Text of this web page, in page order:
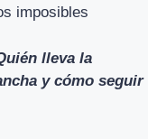
imposibles
lleva la
y cómo seguir